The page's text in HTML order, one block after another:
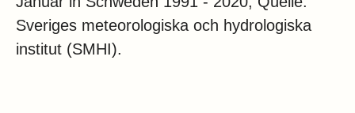
Sveriges meteorologiska och hydrologiska
institut (SMHI).